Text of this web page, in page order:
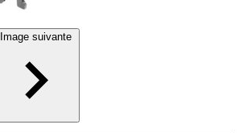
Image suivante